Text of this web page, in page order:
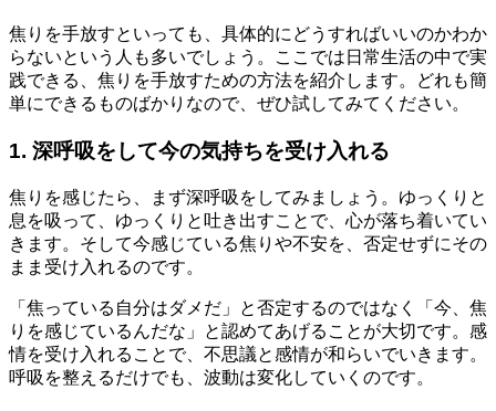
焦りを手放すといっても、具体的にどうすればいいのかわか
らないという人も多いでしょう。ここでは日常生活の中で実
践できる、焦りを手放すための方法を紹介します。どれも簡
単にできるものばかりなので、ぜひ試してみてください。
1. 深呼吸をして今の気持ちを受け入れる
焦りを感じたら、まず深呼吸をしてみましょう。ゆっくりと
息を吸って、ゆっくりと吐き出すことで、心が落ち着いてい
きます。そして今感じている焦りや不安を、否定せずにその
まま受け入れるのです。
「焦っている自分はダメだ」と否定するのではなく「今、焦
りを感じているんだな」と認めてあげることが大切です。感
情を受け入れることで、不思議と感情が和らいでいきます。
呼吸を整えるだけでも、波動は変化していくのです。